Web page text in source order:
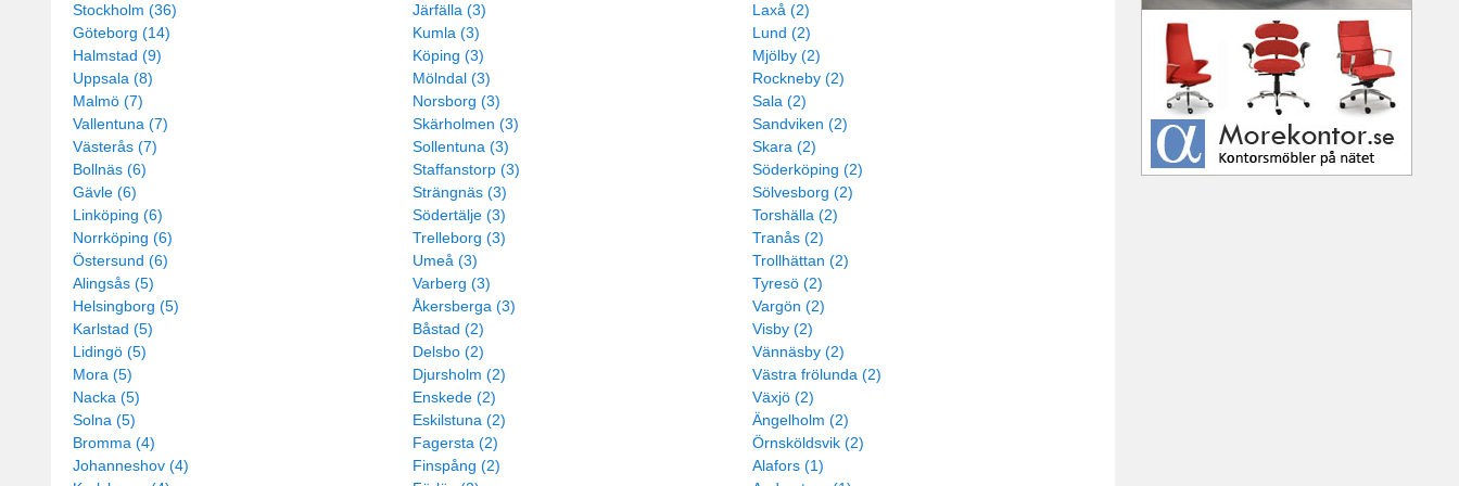
Stockholm (36)
Göteborg (14)
Halmstad (9)
Uppsala (8)
Malmö (7)
Vallentuna (7)
Västerås (7)
Bollnäs (6)
Gävle (6)
Linköping (6)
Norrköping (6)
Östersund (6)
Alingsås (5)
Helsingborg (5)
Karlstad (5)
Lidingö (5)
Mora (5)
Nacka (5)
Solna (5)
Bromma (4)
Johanneshov (4)
Järfälla (3)
Kumla (3)
Köping (3)
Mölndal (3)
Norsborg (3)
Skärholmen (3)
Sollentuna (3)
Staffanstorp (3)
Strängnäs (3)
Södertälje (3)
Trelleborg (3)
Umeå (3)
Varberg (3)
Åkersberga (3)
Båstad (2)
Delsbo (2)
Djursholm (2)
Enskede (2)
Eskilstuna (2)
Fagersta (2)
Finspång (2)
Laxå (2)
Lund (2)
Mjölby (2)
Rockneby (2)
Sala (2)
Sandviken (2)
Skara (2)
Söderköping (2)
Sölvesborg (2)
Torshälla (2)
Tranås (2)
Trollhättan (2)
Tyresö (2)
Vargön (2)
Visby (2)
Vännäsby (2)
Västra frölunda (2)
Växjö (2)
Ängelholm (2)
Örnsköldsvik (2)
Alafors (1)